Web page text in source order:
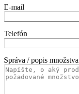
E-mail
Telefón
Správa / popis množstva